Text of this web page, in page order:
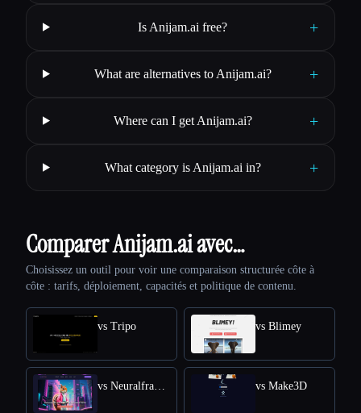
Is Anijam.ai free? +
What are alternatives to Anijam.ai? +
Where can I get Anijam.ai? +
What category is Anijam.ai in? +
Comparer Anijam.ai avec…
Choisissez un outil pour voir une comparaison structurée côte à
côte : tarifs, déploiement, capacités et politique de contenu.
vs Tripo vs Blimey
vs Make3D